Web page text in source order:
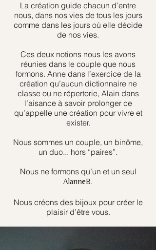
La création guide chacun d’entre
nous, dans nos vies de tous les jours
comme dans les jours où elle décide
de nos vies.
Ces deux notions nous les avons
réunies dans le couple que nous
formons. Anne dans l’exercice de la
création qu’aucun dictionnaire ne
classe ou ne répertorie, Alain dans
l’aisance à savoir prolonger ce
qu’appelle une création pour vivre et
exister.
Nous sommes un couple, un binôme,
un duo... hors “paires”.
Nous ne formons qu’un et un seul
AlanneB.
Nous créons des bijoux pour créer le
plaisir d’être vous.